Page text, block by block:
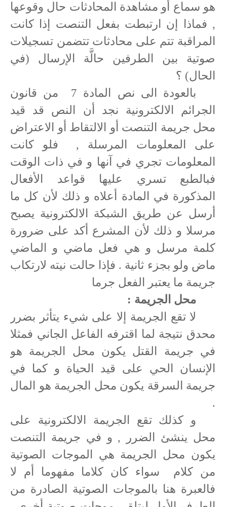
هو سماع أو مشاهدة المحادثات حال وقوعها
, فماذا إن ارتبطت بفعل التنصت إذا كانت
المراقبة تتم على محادثات تتضمن تسجيلات
صوتية بين الطرفين حالَّة الإرسال (في
الحال) ؟
بالعودة الى نص المادة 7
من قانون
الجرائم الالكترونية نجد أن النص قد قيد
محل جريمة التنصت أو الالتقاط أو الاعتراض
على المعلومات المرسلة ,
فلو كانت
المعلومات تجري في آنها و في ذات الوقت
فبالطبع تسري عليها قواعد الأفعال
المذكورة في المادة أعلاه و ذلك لأن كل ما
أرسل عن طريق الشبكة الالكترونية يصبح
مرسلا و ذلك لأن المشرع أكد على ضرورة
كلمة مرسل و هي فعل ماضي و الماضي
ماض ولو بجزء ثانية . فإذا حالت نيته لارتكاب
جريمة ما يعتبر الفعل جرما
محل الجريمة :
لا تقع الجريمة إلا على شيء يتأثر بضرر
محدق نتيجة لما اقترفه الفاعل الجاني فمثلا
في جريمة القتل يكون محل الجريمة هو
الإنسان الحي على قيد الحياة و كما في
جريمة السرقة يكون محل الجريمة هو المال
.
و كذلك تقع الجريمة الالكترونية على
محل ينشئ الضرر , و في جريمة التنصت
يكون محل الجريمة هي الموجات الصوتية
من كلام
سواء كان كلاما مفهوما أم لا
فالعبرة هنا بالموجات الصوتية الصادرة من